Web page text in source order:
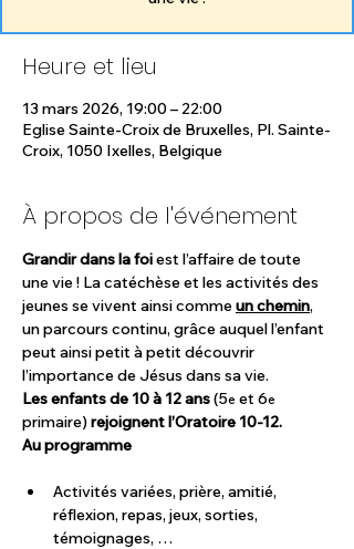
Heure et lieu
13 mars 2026, 19:00 – 22:00
Eglise Sainte-Croix de Bruxelles, Pl. Sainte-
Croix, 1050 Ixelles, Belgique
À propos de l'événement
Grandir dans la foi est l’affaire de toute
une vie ! La catéchèse et les activités des
jeunes se vivent ainsi comme un chemin,
un parcours continu, grâce auquel l’enfant
peut ainsi petit à petit découvrir
l’importance de Jésus dans sa vie.
Les enfants de 10 à 12 ans (5e et 6e
primaire) rejoignent l’Oratoire 10-12.
Au programme
Activités variées, prière, amitié,
réflexion, repas, jeux, sorties,
témoignages, …